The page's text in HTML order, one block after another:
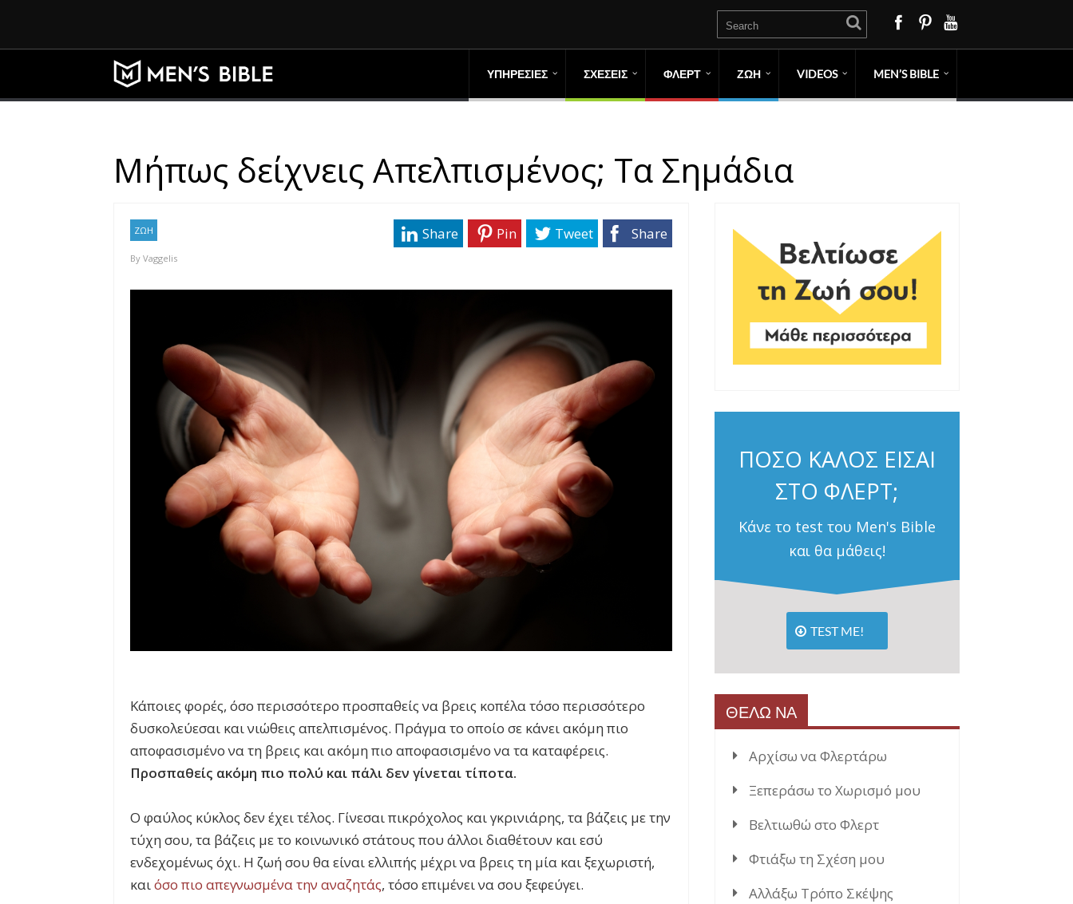
ΥΠΗΡΕΣΙΕΣ ΣΧΕΣΕΙΣ ΦΛΕΡΤ ΖΩΗ VIDEOS MEN’S BIBLE
Μήπως δείχνεις Απελπισμένος; Τα Σημάδια
ΖΩΗ
By Vaggelis
Share
Tweet
Pin
Share
Κάποιες φορές, όσο περισσότερο προσπαθείς να βρεις κοπέλα τόσο περισσότερο
δυσκολεύεσαι και νιώθεις απελπισμένος. Πράγμα το οποίο σε κάνει ακόμη πιο
αποφασισμένο να τη βρεις και ακόμη πιο αποφασισμένο να τα καταφέρεις.
Προσπαθείς ακόμη πιο πολύ και πάλι δεν γίνεται τίποτα.
Ο φαύλος κύκλος δεν έχει τέλος. Γίνεσαι πικρόχολος και γκρινιάρης, τα βάζεις με την
τύχη σου, τα βάζεις με το κοινωνικό στάτους που άλλοι διαθέτουν και εσύ
ενδεχομένως όχι. Η ζωή σου θα είναι ελλιπής μέχρι να βρεις τη μία και ξεχωριστή,
καιόσο πιο απεγνωσμένα την αναζητάς, τόσο επιμένει να σου ξεφεύγει.
ΠΟΣΟ ΚΑΛΟΣ ΕΙΣΑΙ
ΣΤΟ ΦΛΕΡΤ;
Κάνε το test του Men's Bible
και θα μάθεις!
TEST ME!
ΘΕΛΩ ΝΑ
Αρχίσω να Φλερτάρω
Ξεπεράσω το Χωρισμό μου
Βελτιωθώ στο Φλερτ
Φτιάξω τη Σχέση μου
Αλλάξω Τρόπο Σκέψης